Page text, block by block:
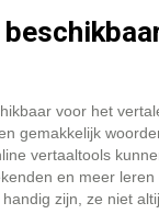
voor het
gemakkelijk
vertaaltools
en meer
zijn, ze niet